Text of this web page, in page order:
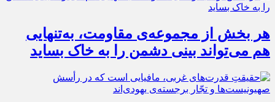
هر بخش از مجموعه‌ی مقاومت، به‌تنهایی
هم می‌تواند بینی دشمن را به خاک بساید